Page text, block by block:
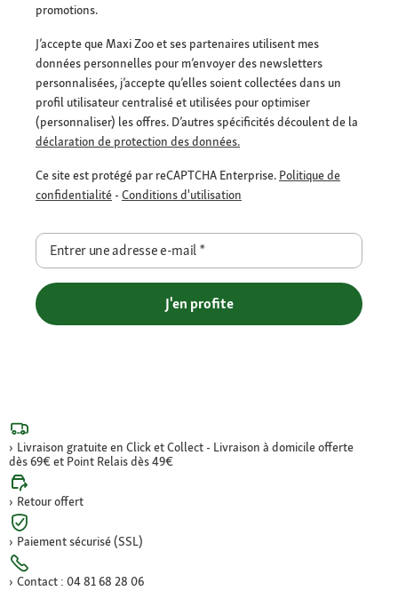
promotions.
J’accepte que Maxi Zoo et ses partenaires utilisent mes
données personnelles pour m’envoyer des newsletters
personnalisées, j’accepte qu’elles soient collectées dans un
profil utilisateur centralisé et utilisées pour optimiser
(personnaliser) les offres. D’autres spécificités découlent de la
déclaration de protection des données.
Ce site est protégé par reCAPTCHA Enterprise. Politique de
confidentialité - Conditions d'utilisation
Entrer une adresse e-mail*
J'en profite
Livraison gratuite en Click et Collect - Livraison à domicile offerte
dès 69€ et Point Relais dès 49€
Retour offert
Paiement sécurisé (SSL)
Contact : 04 81 68 28 06